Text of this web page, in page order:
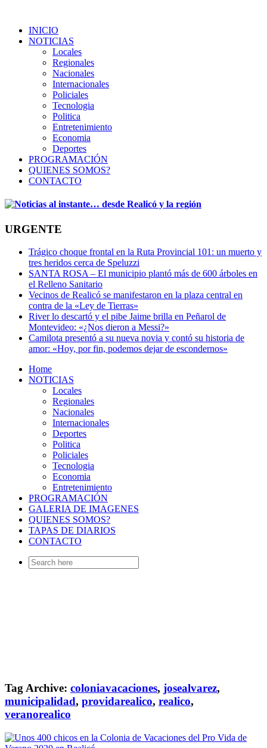
INICIO
NOTICIAS
Locales
Regionales
Nacionales
Internacionales
Policiales
Tecnologia
Politica
Entretenimiento
Economia
Deportes
PROGRAMACIÓN
QUIENES SOMOS?
CONTACTO
URGENTE
Trágico choque frontal en la Ruta Provincial 101: un muerto y
tres heridos cerca de Speluzzi
SANTA ROSA – El municipio plantó más de 600 árboles en
el Relleno Sanitario
Vecinos de Realicó se manifestaron en la plaza central en
contra de la «Ley de Tierras»
River lo descartó y el pibe Jaime brilla en Peñarol de
Montevideo: «¿Nos dieron a Messi?»
Camilota presentó a su nueva novia y contó su historia de
amor: «Hoy, por fin, podemos dejar de escondernos»
Home
NOTICIAS
Locales
Regionales
Nacionales
Internacionales
Deportes
Politica
Policiales
Tecnologia
Economia
Entretenimiento
PROGRAMACIÓN
GALERIA DE IMAGENES
QUIENES SOMOS?
TAPAS DE DIARIOS
CONTACTO
Search
for:
Tag Archive: coloniavacaciones, josealvarez,
municipalidad, providarealico, realico,
veranorealico